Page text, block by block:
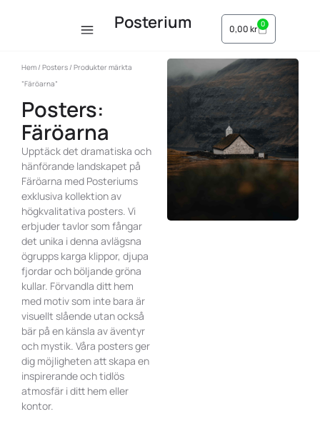
Posterium 0,00kr 0
Hem/ Posters/ Produkter märkta
”Färöarna”
Posters:
Färöarna
Upptäck det dramatiska och
hänförande landskapet på
Färöarna med Posteriums
exklusiva kollektion av
högkvalitativa posters. Vi
erbjuder tavlor som fångar
det unika i denna avlägsna
ögrupps karga klippor, djupa
fjordar och böljande gröna
kullar. Förvandla ditt hem
med motiv som inte bara är
visuellt slående utan också
bär på en känsla av äventyr
och mystik. Våra posters ger
dig möjligheten att skapa en
inspirerande och tidlös
atmosfär i ditt hem eller
kontor.